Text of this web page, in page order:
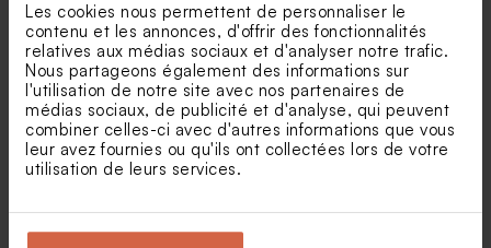
Les cookies nous permettent de personnaliser le
contenu et les annonces, d'offrir des fonctionnalités
relatives aux médias sociaux et d'analyser notre trafic.
Nous partageons également des informations sur
l'utilisation de notre site avec nos partenaires de
médias sociaux, de publicité et d'analyse, qui peuvent
combiner celles-ci avec d'autres informations que vous
leur avez fournies ou qu'ils ont collectées lors de votre
utilisation de leurs services.
Fiole plexi communion
cuivré
Nos clients ont aussi aimé...
Nouveautés